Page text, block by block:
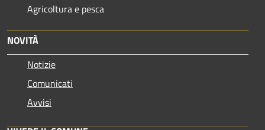
Agricoltura e pesca
NOVITÀ
Notizie
Comunicati
Avvisi